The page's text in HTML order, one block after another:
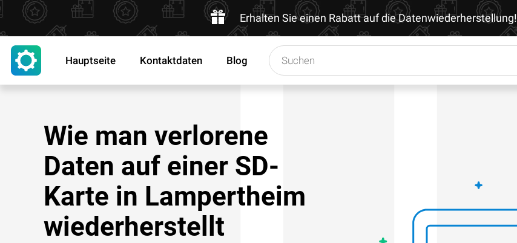
Erhalten Sie einen Rabatt auf die Datenwiederherstellung!
Hauptseite Kontaktdaten Blog
Wie man verlorene
Daten auf einer SD-
Karte in Lampertheim
wiederherstellt